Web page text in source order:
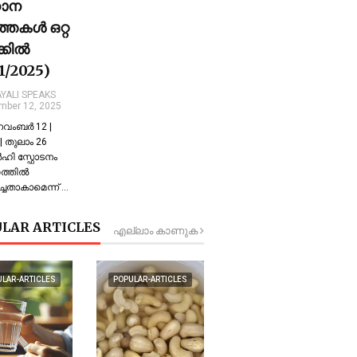
ഒറ്റ
2025)
SPEAKS
12, 2025
12 |
26
സ്ഫോടനം
…
ARTICLES എല്ലാം കാണുക
ARTICLES POPULAR-ARTICLES